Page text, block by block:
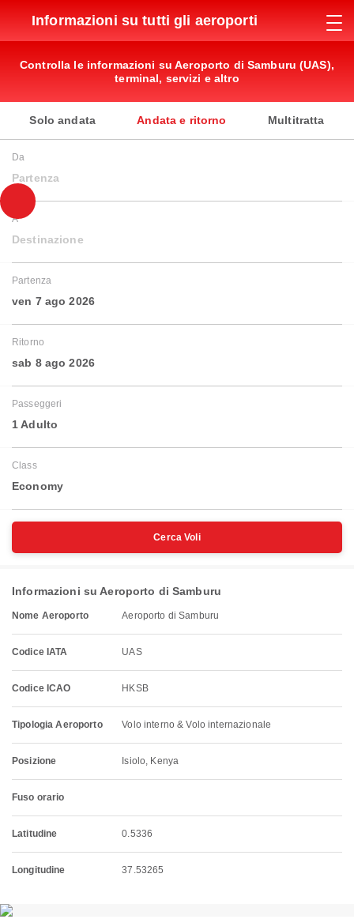
Informazioni su tutti gli aeroporti
Controlla le informazioni su Aeroporto di Samburu (UAS),
terminal, servizi e altro
Solo andata Andata e ritorno Multitratta
Da
Partenza
A
Destinazione
Partenza
ven 7 ago 2026
Ritorno
sab 8 ago 2026
Passeggeri
1 Adulto
Class
Economy
Cerca Voli
Informazioni su Aeroporto di Samburu
Nome Aeroporto Aeroporto di Samburu
Codice IATA UAS
Codice ICAO HKSB
Tipologia Aeroporto Volo interno & Volo internazionale
Posizione Isiolo, Kenya
Fuso orario
Latitudine 0.5336
Longitudine 37.53265